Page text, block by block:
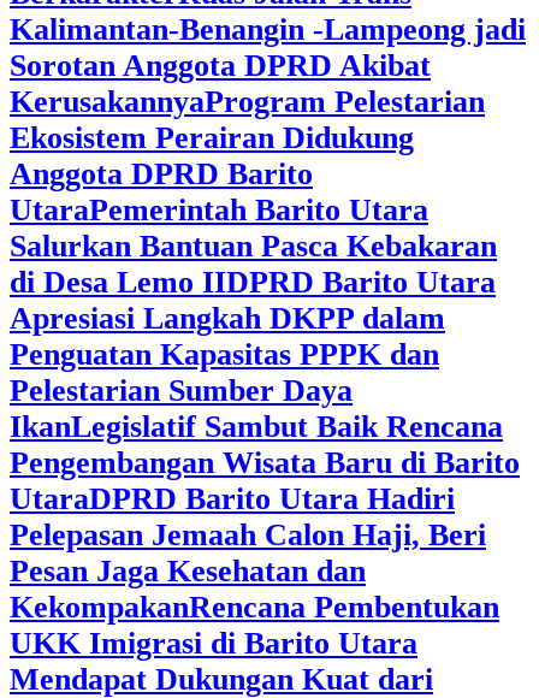
Kalimantan-Benangin -Lampeong jadi
Sorotan Anggota DPRD Akibat
KerusakannyaProgram Pelestarian
Ekosistem Perairan Didukung
Anggota DPRD Barito
UtaraPemerintah Barito Utara
Salurkan Bantuan Pasca Kebakaran
di Desa Lemo IIDPRD Barito Utara
Apresiasi Langkah DKPP dalam
Penguatan Kapasitas PPPK dan
Pelestarian Sumber Daya
IkanLegislatif Sambut Baik Rencana
Pengembangan Wisata Baru di Barito
UtaraDPRD Barito Utara Hadiri
Pelepasan Jemaah Calon Haji, Beri
Pesan Jaga Kesehatan dan
KekompakanRencana Pembentukan
UKK Imigrasi di Barito Utara
Mendapat Dukungan Kuat dari